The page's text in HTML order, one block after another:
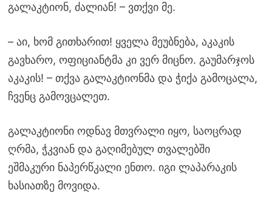
გალაკტიონ, ძალიან! – ვთქვი მე.
– აი, ხომ გითხარით! ყველა მეუბნება, აკაკის
გავხარო, ოფიციანტმა კი ვერ მიცნო. გაუმარჯოს
აკაკის! – თქვა გალაკტიონმა და ჭიქა გამოცალა,
ჩვენც გამოვცალეთ.
გალაკტიონი ოდნავ მთვრალი იყო, საოცრად
ღრმა, ჭკვიან და გაღიმებულ თვალებში
ეშმაკური ნაპერწკალი ენთო. იგი ლაპარაკის
ხასიათზე მოვიდა.